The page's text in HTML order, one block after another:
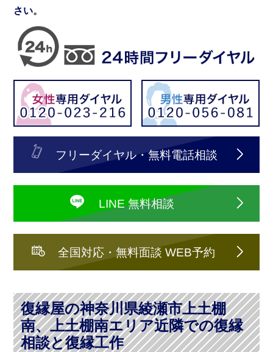
さい。
フリーダイヤル・無料電話相談
LINE 無料相談
全国対応・無料面談 WEB予約
復縁屋の神奈川県綾瀬市上土棚
南、上土棚南エリア近隣での復縁
相談と復縁工作